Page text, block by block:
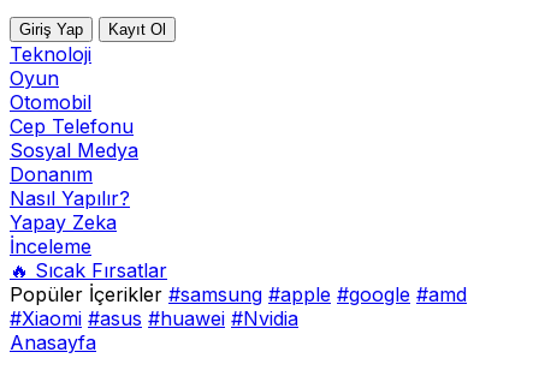
Giriş Yap Kayıt Ol
Teknoloji
Oyun
Otomobil
Cep Telefonu
Sosyal Medya
Donanım
Nasıl Yapılır?
Yapay Zeka
İnceleme
🔥 Sıcak Fırsatlar
Popüler İçerikler #samsung #apple #google #amd
#Xiaomi #asus #huawei #Nvidia
Anasayfa